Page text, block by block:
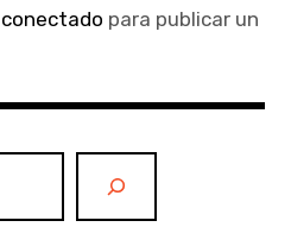
conectado para publicar un